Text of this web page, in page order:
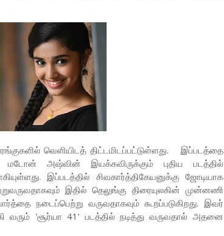
வெளியிடத் திட்டமிடப்பட்டுள்ளது. இப்படத்தை
அஷ்வின் இயக்கவிருக்கும் புதிய படத்தில்
இப்படத்தில் சிவகார்த்திகேயனுக்கு ஜோடியாக
இதில் தெலுங்கு திரையுலகின் முன்னணி
நடைப்பெற்று வருவதாகவும் கூறப்படுகிறது. இவர்
வரும் 'சூர்யா 41' படத்தில் நடித்து வருவதால் அதனை